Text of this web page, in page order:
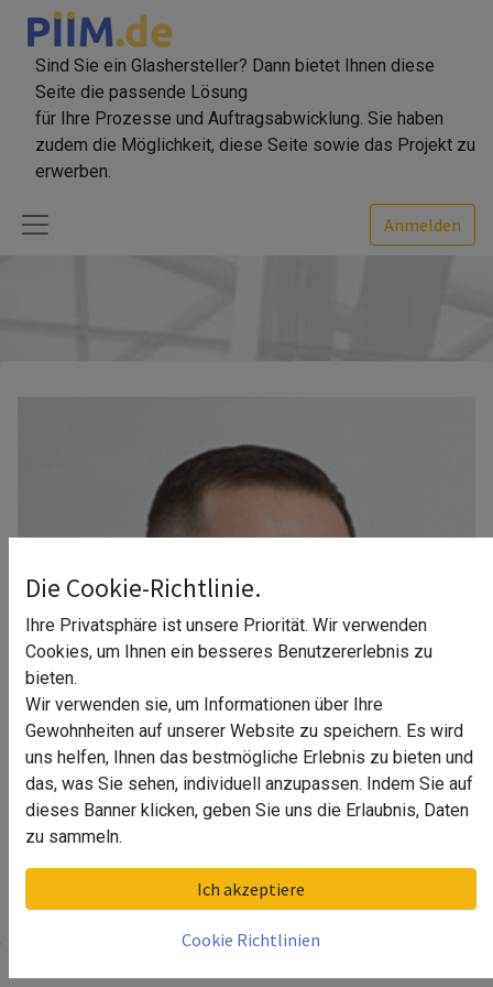
Sind Sie ein Glashersteller? Dann bietet Ihnen diese
Seite die passende Lösung
für Ihre Prozesse und Auftragsabwicklung. Sie haben
zudem die Möglichkeit, diese Seite sowie das Projekt zu
erwerben.
Anmelden
Ihr Berater in Dresden
Die Cookie-Richtlinie.
Ihre Privatsphäre ist unsere Priorität. Wir verwenden
Cookies, um Ihnen ein besseres Benutzererlebnis zu
bieten.
Wir verwenden sie, um Informationen über Ihre
Gewohnheiten auf unserer Website zu speichern. Es wird
uns helfen, Ihnen das bestmögliche Erlebnis zu bieten und
das, was Sie sehen, individuell anzupassen. Indem Sie auf
dieses Banner klicken, geben Sie uns die Erlaubnis, Daten
zu sammeln.
Ich akzeptiere
Cookie Richtlinien